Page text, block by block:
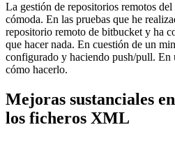
La gestión de repositorios remotos
cómoda. En las pruebas que he
repositorio remoto de bitbucket y ha
que hacer nada. En cuestión de un
configurado y haciendo push/pull. En
cómo hacerlo.
Mejoras sustanciales
los ficheros XML